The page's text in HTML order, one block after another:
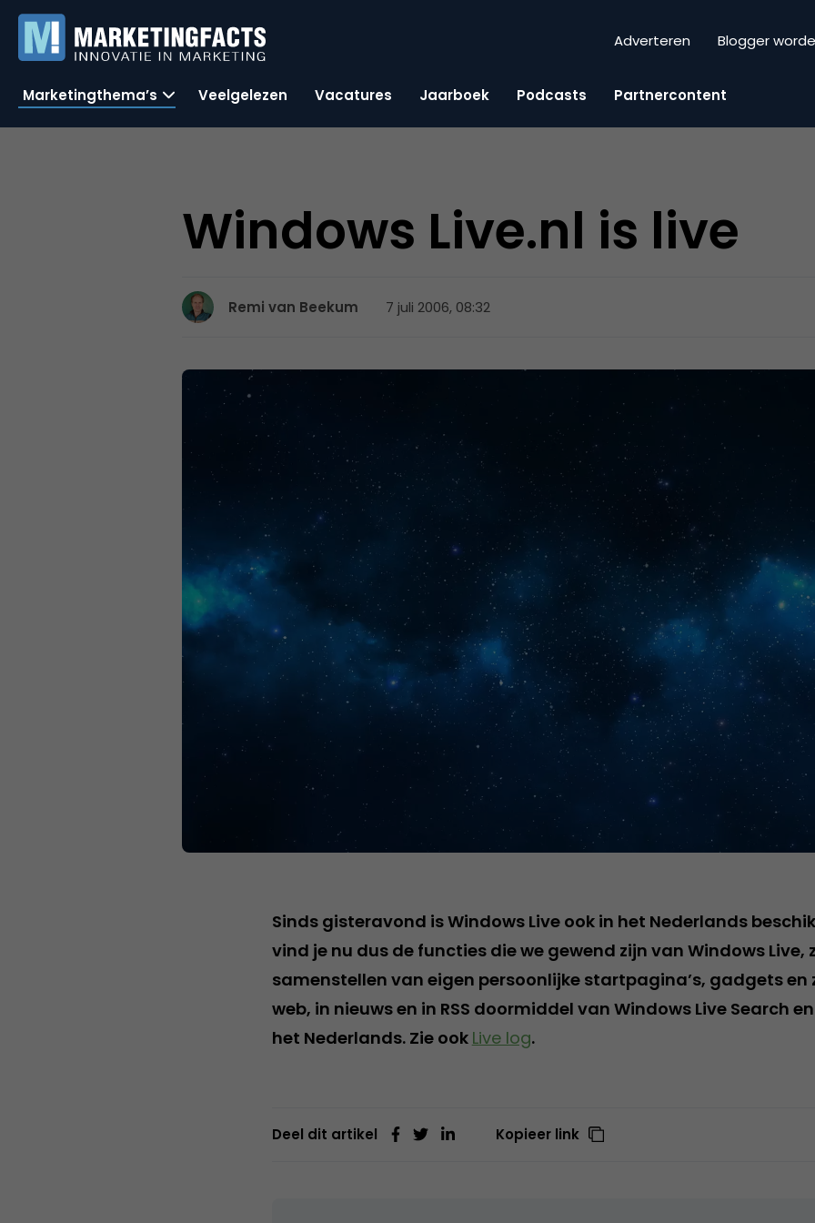
Adverteren Blogger
Marketingthema’s Veelgelezen Vacatures Jaarboek Podcasts Partnercontent
Windows Live.nl is live
Remi van Beekum 7 juli 2006, 08:32
Sinds gisteravond is Windows Live ook in het Nederlands
vind je nu dus de functies die we gewend zijn van Windows Live,
samenstellen van eigen persoonlijke startpagina’s, gadgets en
web, in nieuws en in RSS doormiddel van Windows Live Search
het Nederlands. Zie ook Live log.
Deel dit artikel Kopieer link